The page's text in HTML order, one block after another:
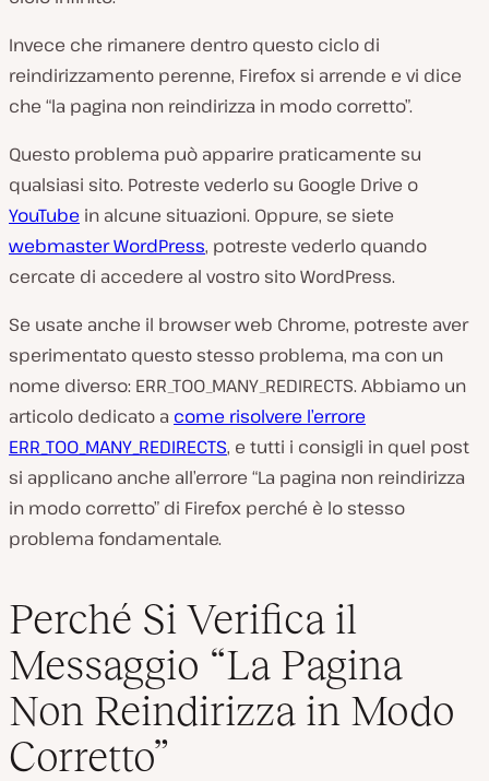
Invece che rimanere dentro questo ciclo di
reindirizzamento perenne, Firefox si arrende e vi dice
che “la pagina non reindirizza in modo corretto”.
Questo problema può apparire praticamente su
qualsiasi sito. Potreste vederlo su Google Drive o
YouTube in alcune situazioni. Oppure, se siete
webmaster WordPress, potreste vederlo quando
cercate di accedere al vostro sito WordPress.
Se usate anche il browser web Chrome, potreste aver
sperimentato questo stesso problema, ma con un
nome diverso: ERR_TOO_MANY_REDIRECTS. Abbiamo un
articolo dedicato a come risolvere l’errore
ERR_TOO_MANY_REDIRECTS, e tutti i consigli in quel post
si applicano anche all’errore “La pagina non reindirizza
in modo corretto” di Firefox perché è lo stesso
problema fondamentale.
Perché Si Verifica il
Messaggio “La Pagina
Non Reindirizza in Modo
Corretto”